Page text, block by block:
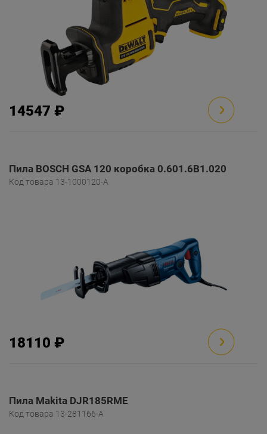
14547 ₽
Пила BOSCH GSA 120 коробка 0.601.6B1.020
Код товара 13-1000120-A
18110 ₽
Пила Makita DJR185RME
Код товара 13-281166-A